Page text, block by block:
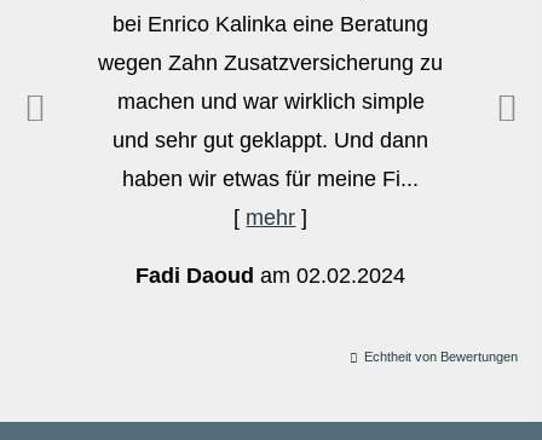
bei Enrico Kalinka eine Beratung
wegen Zahn Zusatzversicherung zu
machen und war wirklich simple
und sehr gut geklappt. Und dann
haben wir etwas für meine Fi...
[ mehr ]
Fadi Daoud am 02.02.2024
Echtheit von Bewertungen